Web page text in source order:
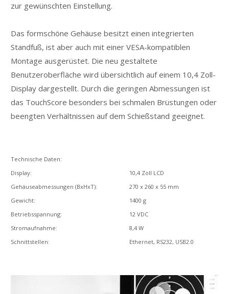
Öffnungszeiten/shop hours
Mo/Mo:9:00-12:00 u. 14:00-18:00 Uhr
Di/Tu: 9:00-12:00 u. 14:00 - 18:00 Uhr
Do/Th:9:00-12:00 u. 14:00 - 18:00 Uhr
Fr/Fr:9:00-12:00 u. 14:00-18:00
Uhr
Sa/Sa:9:00-13:00 Uhr
zur gewünschten Einstellung.
Das formschöne Gehäuse besitzt einen integrierten
Standfuß, ist aber auch mit einer VESA-kompatiblen
Montage ausgerüstet. Die neu gestaltete
Benutzeroberfläche wird übersichtlich auf einem 10,4 Zoll-
Display dargestellt. Durch die geringen Abmessungen ist
das TouchScore besonders bei schmalen Brüstungen oder
beengten Verhältnissen auf dem Schießstand geeignet.
Technische Daten:
Display:
10,4 Zoll LCD
Gehäuseabmessungen (BxHxT):
270 x 260 x 55 mm
Gewicht:
1400 g
Betriebsspannung:
12 VDC
Stromaufnahme:
8,4 W
Schnittstellen:
Ethernet, RS232, USB2.0